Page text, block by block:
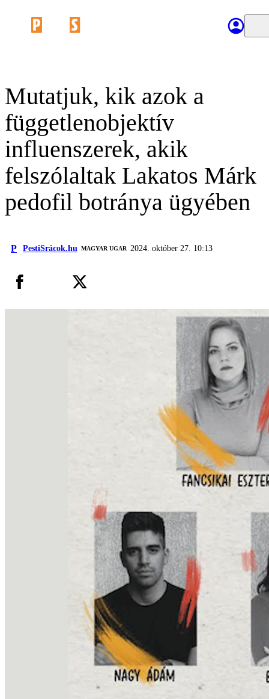
Mutatjuk, kik azok a
függetlenobjektív
influenszerek, akik
felszólaltak Lakatos Márk
pedofil botránya ügyében
P PestiSrácok.hu MAGYAR UGAR 2024. október 27. 10:13